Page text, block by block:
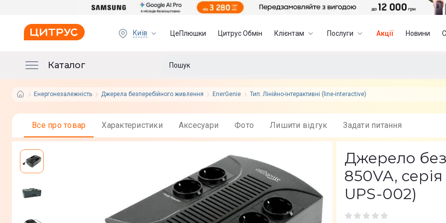
Київ ЦеПлюшки Цитрус Обмін Клієнтам Послуги Акції Новини
Каталог
Енергонезалежність Джерела безперебійного живлення EnerGenie Тип: Лінійно-інтерактивні (line-interactive)
Все про товар Характеристики Аксесуари Фото Лишити вiдгук Задати питання
Джерело
850VA,
UPS-002)